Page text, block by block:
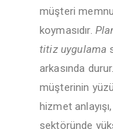
müşteri
koymasıdır.
titiz uygulama
arkasında
müşterinin
hizmet
sektöründe